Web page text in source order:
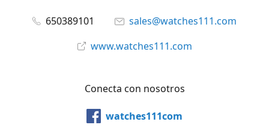
650389101
sales@watches111.com
www.watches111.com
Conecta con nosotros
watches111com